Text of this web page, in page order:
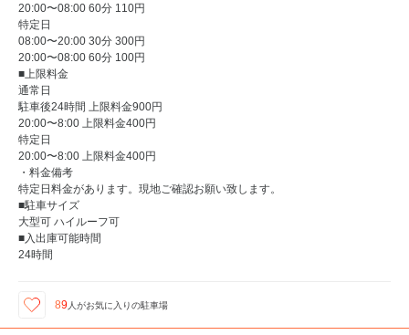
20:00〜08:00 60分 110円
特定日
08:00〜20:00 30分 300円
20:00〜08:00 60分 100円
■上限料金
通常日
駐車後24時間 上限料金900円
20:00〜8:00 上限料金400円
特定日
20:00〜8:00 上限料金400円
・料金備考
特定日料金があります。現地ご確認お願い致します。
■駐車サイズ
大型可 ハイルーフ可
■入出庫可能時間
24時間
89 人がお気に入りの駐車場